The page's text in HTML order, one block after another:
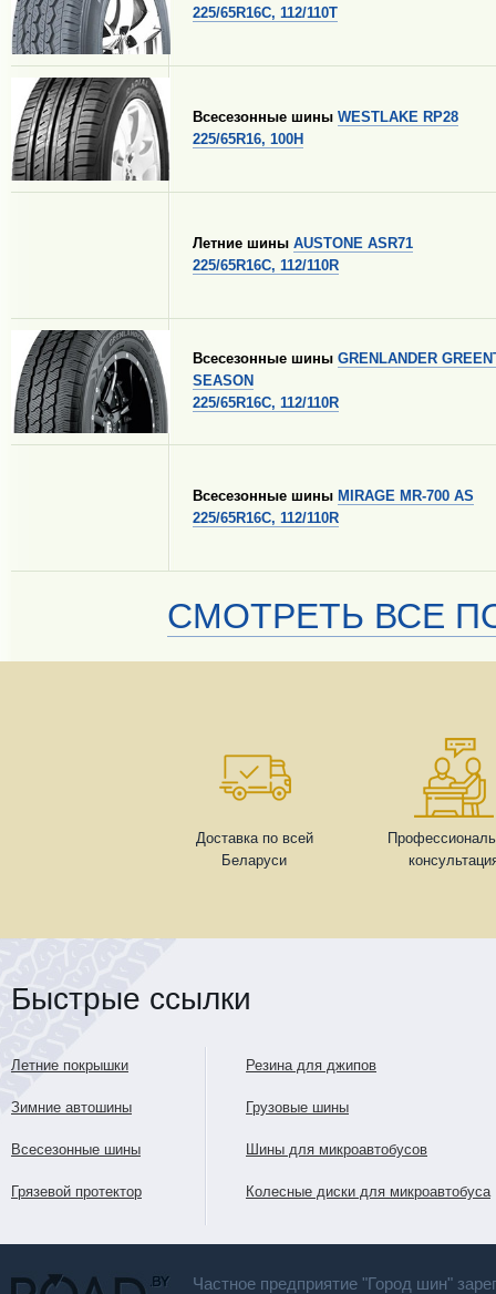
225/65R16C, 112/110T
Всесезонные шины WESTLAKE RP28
225/65R16, 100H
Летние шины AUSTONE ASR71
225/65R16C, 112/110R
Всесезонные шины GRENLANDER
SEASON
225/65R16C, 112/110R
Всесезонные шины MIRAGE MR-700 AS
225/65R16C, 112/110R
СМОТРЕТЬ ВСЕ
Доставка по всей
Беларуси
Быстрые ссылки
Летние покрышки
Зимние автошины
Всесезонные шины
Грязевой протектор
Резина для джипов
Грузовые шины
Шины для микроавтобусов
Колесные диски для микроавтобуса
Частное предприятие "Город шин"